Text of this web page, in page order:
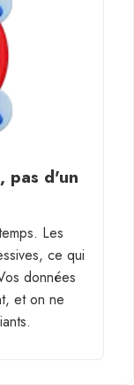
pas d'un
Les
ce qui
données
et on ne